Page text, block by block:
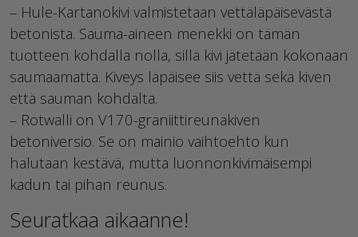
– Hule-Kartanokivi valmistetaan vettäläpäisevästä
betonista. Sauma-aineen menekki on tämän
tuotteen kohdalla nolla, sillä kivi jätetään kokonaan
saumaamatta. Kiveys läpäisee siis vettä sekä kiven
että sauman kohdalta.
– Rotwalli on V170-graniittireunakiven
betoniversio. Se on mainio vaihtoehto kun
halutaan kestävä, mutta luonnonkivimäisempi
kadun tai pihan reunus.
Seuratkaa aikaanne!